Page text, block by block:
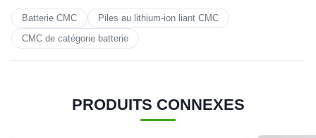
Batterie CMC
Piles au lithium-ion liant CMC
CMC de catégorie batterie
PRODUITS CONNEXES